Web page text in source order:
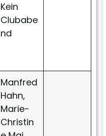
Kein
Clubabe
nd
Manfred
Hahn,
Marie-
Christin